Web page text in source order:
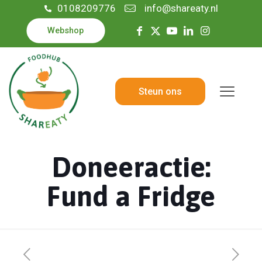
0108209776 info@shareaty.nl
Webshop
Steun ons
Doneeractie:
Fund a Fridge